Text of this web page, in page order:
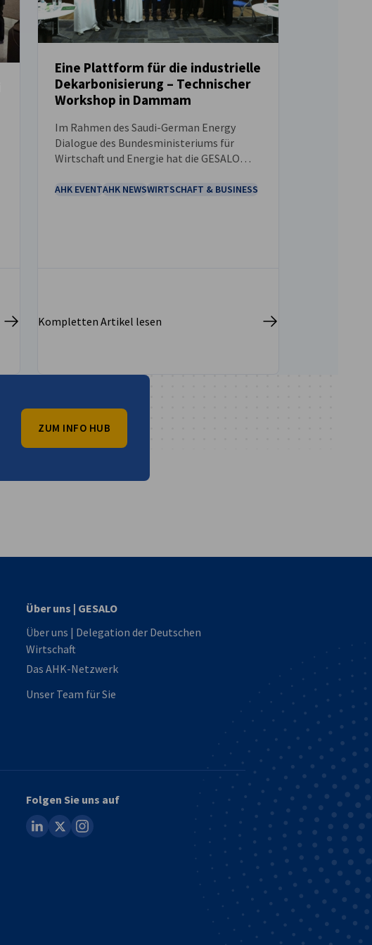
NEUIGKEITEN
Eine Plattform für die industrielle
Dekarbonisierung – Technischer
Workshop in Dammam
Im Rahmen des Saudi-German Energy
Dialogue des Bundesministeriums für
Wirtschaft und Energie hat die GESALO
Sustainable Energy Systems sowie H2-
AHK EVENTAHK NEWSWIRTSCHAFT & BUSINESS
Kompletten Artikel lesen
ZUM INFO HUB
Über uns | GESALO
Über uns | Delegation der Deutschen
Wirtschaft
Das AHK-Netzwerk
Unser Team für Sie
Folgen Sie uns auf
linkedin
instagram